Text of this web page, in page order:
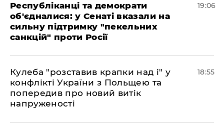
Республіканці та демократи
об'єдналися: у Сенаті вказали на
сильну підтримку "пекельних
санкцій" проти Росії
19:06
Кулеба "розставив крапки над і" у
конфлікті України з Польщею та
попередив про новий витік
напруженості
18:55